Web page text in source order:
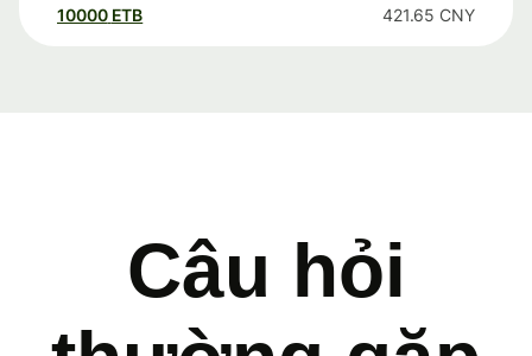
10000 ETB 421.65 CNY
Câu hỏi